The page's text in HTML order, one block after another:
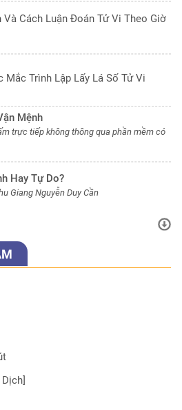
Và Cách Luận Đoán Tử Vi Theo Giờ
Mắc Trình Lập Lấy Lá Số Tử Vi
Mệnh
trực tiếp không thông qua phần mềm có
Hay Tự Do?
Giang Nguyễn Duy Cần